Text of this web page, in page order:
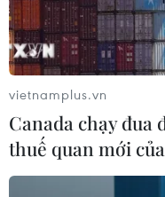
Bỉ tìm ra hướng đi
ung thư gan di căn
07/08/2026 04:05
Nga thoái vốn nhà
vietnamplus.vn
Canada chạy đua
thuế quan mới